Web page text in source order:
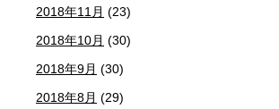
2018年11月 (23)
2018年10月 (30)
2018年9月 (30)
2018年8月 (29)